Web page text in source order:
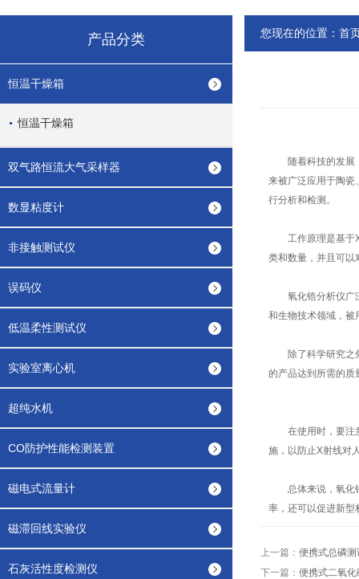
产品分类
恒温干燥箱
恒温干燥箱
双气路恒流大气采样器
数显粘度计
非接触测试仪
误码仪
低温柔性测试仪
实验室离心机
超纯水机
CO防护性能检测装置
磁电式流量计
磁滞回线实验仪
石灰活性度检测仪
您现在的位置： 首
随着科技的发展
来被广泛应用于陶瓷
行分析和检测。
工作原理是基于X
类和数量，并且可以
氧化锆分析仪广泛
和生物技术领域，被
除了科学研究之外
的产品达到所需的质
在使用时，要注意
施，以防止X射线对
总体来说，氧化锆
率，还可以促进新型
上一篇： 便携式总磷
下一篇： 便携式二氧